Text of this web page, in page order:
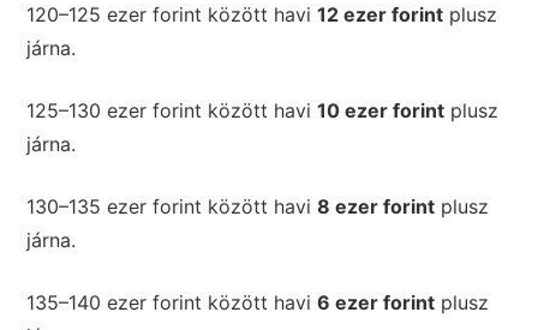
120–125 ezer forint között havi12 ezer forint plusz
járna.
125–130 ezer forint között havi10 ezer forint plusz
járna.
130–135 ezer forint között havi8 ezer forint plusz
járna.
135–140 ezer forint között havi6 ezer forint plusz